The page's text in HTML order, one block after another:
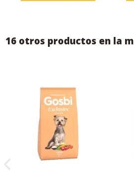
16 otros productos en la